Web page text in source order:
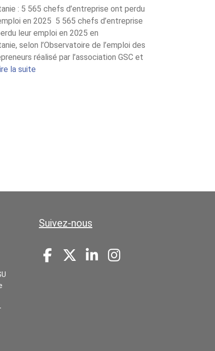
: 5 565 chefs d’entreprise ont perdu
en 2025 5 565 chefs d’entreprise
leur emploi en 2025 en
selon l’Observatoire de l’emploi des
réalisé par l’association GSC et
la suite
Suivez-nous